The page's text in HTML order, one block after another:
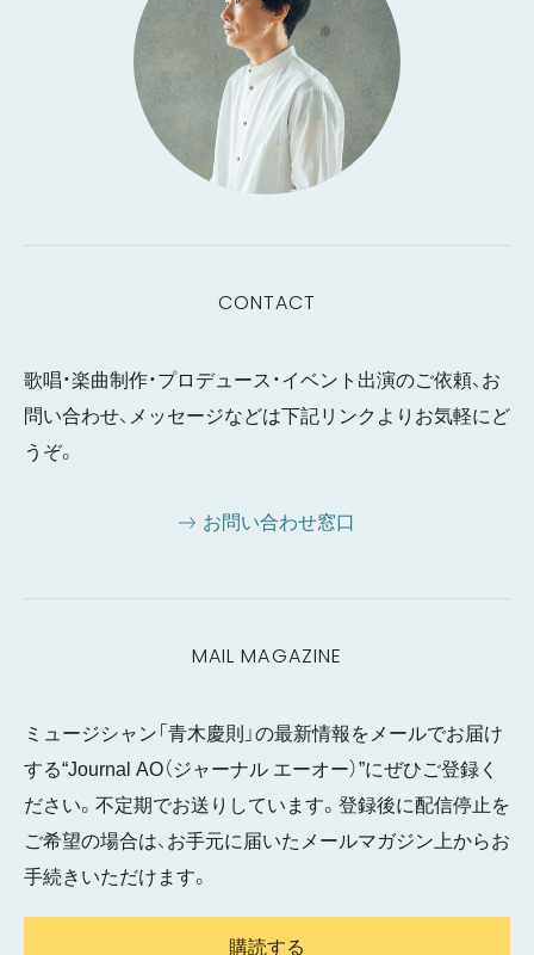
CONTACT
歌唱・楽曲制作・プロデュース・イベント出演のご依頼、お
問い合わせ、メッセージなどは下記リンクよりお気軽にど
うぞ。
お問い合わせ窓口
MAIL MAGAZINE
ミュージシャン「青木慶則」の最新情報をメールでお届け
する“Journal AO（ジャーナル エーオー）”にぜひご登録く
ださい。不定期でお送りしています。登録後に配信停止を
ご希望の場合は、お手元に届いたメールマガジン上からお
手続きいただけます。
購読する